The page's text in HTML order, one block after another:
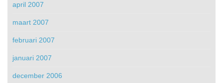
april 2007
maart 2007
februari 2007
januari 2007
december 2006